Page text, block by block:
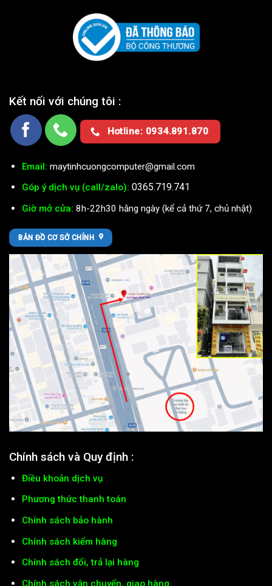
Kết nối với chúng tôi :
Hotline: 0934.891.870
Email: maytinhcuongcomputer@gmail.com
Góp ý dịch vụ (call/zalo): 0365.719.741
Giờ mở cửa: 8h-22h30 hằng ngày (kể cả thứ 7, chủ nhật)
BẢN ĐỒ CƠ SỞ CHÍNH
Chính sách và Quy định :
Điều khoản dịch vụ
Phương thức thanh toán
Chính sách bảo hành
Chính sách kiểm hàng
Chính sách đổi, trả lại hàng
Chính sách vận chuyển, giao hàng